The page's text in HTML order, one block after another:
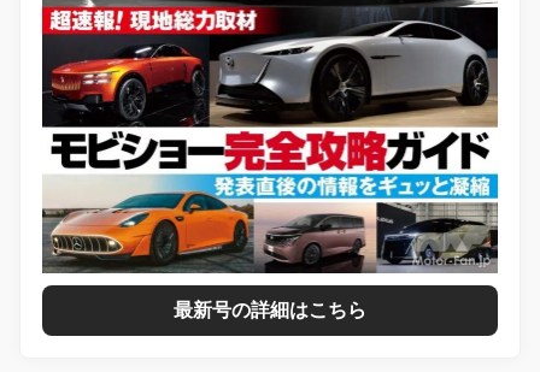
最新号の詳細はこちら